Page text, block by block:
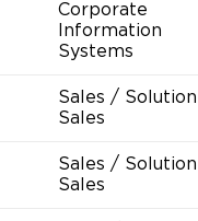
Corporate
Information
Systems
Sales / Solution
Sales
Sales / Solution
Sales